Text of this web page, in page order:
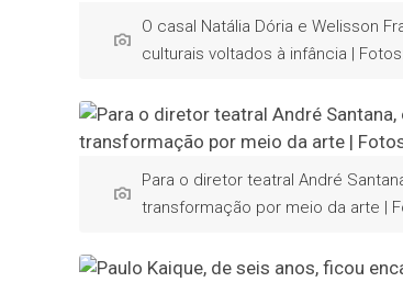
O casal Natália Dória e Welisson
culturais voltados à infância |
Para o diretor teatral André
transformação por meio da arte |